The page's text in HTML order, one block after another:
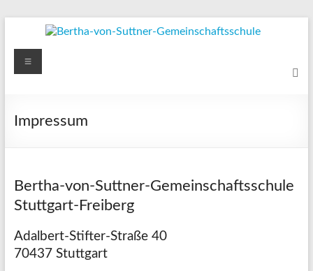
springen
Bertha-
Gemeinschaftsschule
ist
uns
und
in
Menü
Impressum
Bertha-von-Suttner-Gemeinschaftsschule
Stuttgart-Freiberg
Adalbert-Stifter-Straße 40
70437 Stuttgart